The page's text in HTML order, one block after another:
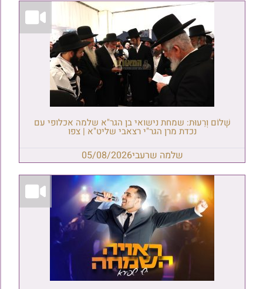
שָׁלוֹם וְרֵעוּת: שמחת נישואי בן הגר"א שלמה אכלופי עם
נכדת מרן הגר"י רצאבי שליט"א | צפו
שלמה שרעבי05/08/2026